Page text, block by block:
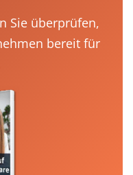
Sie überprüfen,
bereit für